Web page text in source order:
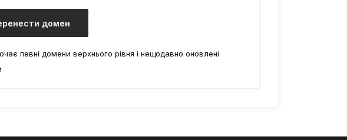
домен
певні домени верхнього рівня і нещодавно оновлені